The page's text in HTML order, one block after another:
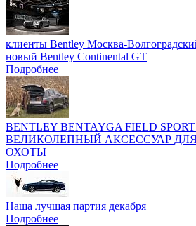
клиенты Bentley Москва-
новый Bentley Continental GT
Подробнее
BENTLEY BENTAYGA FIELD
ВЕЛИКОЛЕПНЫЙ АКСЕССУАР
ОХОТЫ
Подробнее
Наша лучшая партия декабря
Подробнее